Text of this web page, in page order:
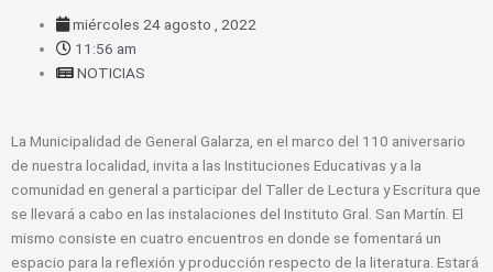
miércoles 24 agosto , 2022
11:56 am
NOTICIAS
La Municipalidad de General Galarza, en el marco del 110 aniversario
de nuestra localidad, invita a las Instituciones Educativas y a la
comunidad en general a participar del Taller de Lectura y Escritura que
se llevará a cabo en las instalaciones del Instituto Gral. San Martín. El
mismo consiste en cuatro encuentros en donde se fomentará un
espacio para la reflexión y producción respecto de la literatura. Estará